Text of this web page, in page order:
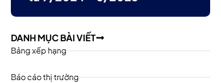
DANH MỤC BÀI VIẾT
Bảng xếp hạng
Báo cáo thị trường